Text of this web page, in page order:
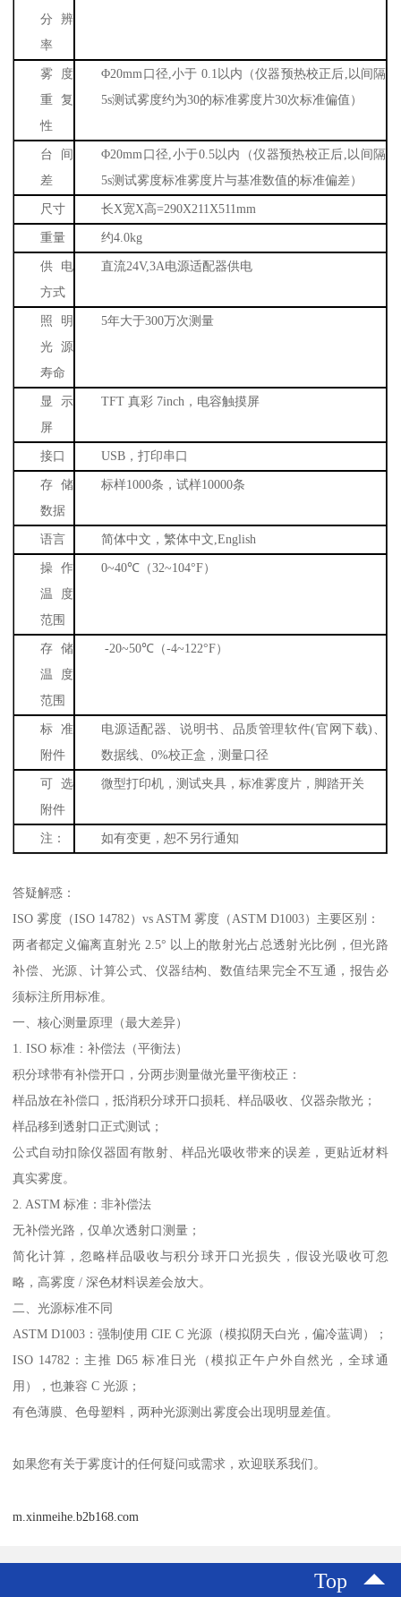
分辨
率
雾度
重复
性
Φ20mm 口径,小于 0.1 以内（仪器预热校正后, 以间隔
5s测试雾度约为30的标准雾度片30次标准偏值）
台间
差
Φ20mm 口径,小于0.5以内（仪器预热校正后, 以间隔
5s测试雾度标准雾度片与基准数值的标准偏差）
尺寸 长X宽X高=290X211X511mm
重量 约4.0kg
供电
方式
直流24V,3A电源适配器供电
照明
光源
寿命
5年大于300万次测量
显示
屏
TFT真彩 7inch ，电容触摸屏
接口 USB ，打印串口
存储
数据
标样1000条，试样10000条
语言 简体中文，繁体中文,English
操作
温度
范围
0~40℃（32~104°F）
存储
温度
范围
-20~50℃（-4~122°F）
标准
附件
电源适配器、说明书、品质管理软件(官网下载) 、
数据线、0%校正盒，测量口径
可选
附件
微型打印机，测试夹具，标准雾度片，脚踏开关
注： 如有变更，恕不另行通知
答疑解惑：
ISO雾度（ISO 14782 ）vs ASTM雾度（ ASTM D1003） 主要 区别 ：
两者都定义偏离直射光 2.5° 以上的散射光占总透射光比例，但光路
补偿、光源、计算公式、仪器结构、数值结果完全不互通，报告必
须标注所用标准。
一、核心测量原理（最大差异）
1. ISO标准：补偿法（平衡法）
积分球带有补偿开口，分两步测量做光量平衡校正：
样品放在补偿口，抵消积分球开口损耗、样品吸收、仪器杂散光；
样品移到透射口正式测试；
公式自动扣除仪器固有散射、样品光吸收带来的误差，更贴近材料
真实雾度。
2. ASTM标准：非补偿法
无补偿光路，仅单次透射口测量；
简化计算，忽略样品吸收与积分球开口光损失，假设光吸收可忽
略，高雾度 /深色材料误差会放大。
二、光源标准不同
ASTM D1003 ：强制使用CIE C光源（模拟阴天白光，偏冷蓝调）；
ISO 14782 ：主推D65标准日光（模拟正午户外自然光，全球通
用），也兼容C光源；
有色薄膜、色母塑料，两种光源测出雾度会出现明显差值。
如果您有关于雾度计的任何疑问或需求，欢迎联系我们。
m.xinmeihe.b2b168.com
Top